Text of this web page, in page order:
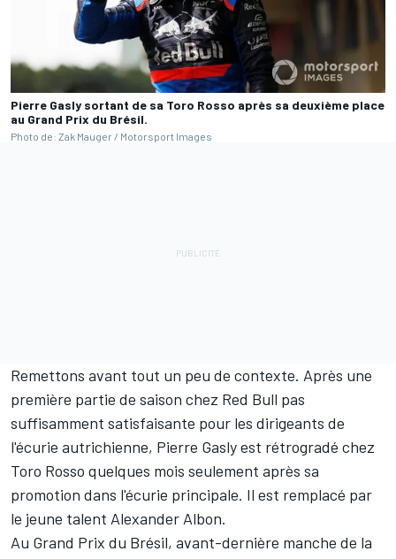
Pierre Gasly sortant de sa Toro Rosso après sa deuxième place
au Grand Prix du Brésil.
Photo de: Zak Mauger / Motorsport Images
Remettons avant tout un peu de contexte. Après une
première partie de saison chez Red Bull pas
suffisamment satisfaisante pour les dirigeants de
l'écurie autrichienne, Pierre Gasly est rétrogradé chez
Toro Rosso quelques mois seulement après sa
promotion dans l'écurie principale. Il est remplacé par
le jeune talent Alexander Albon.
Au Grand Prix du Brésil, avant-dernière manche de la